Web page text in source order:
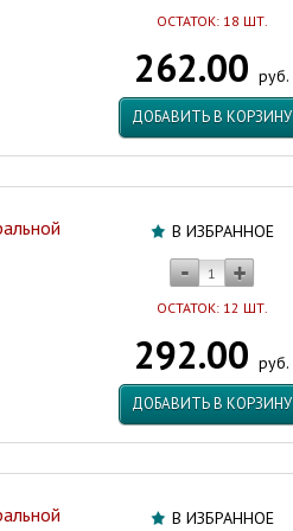
ОСТАТОК: 18 ШТ.
262.00 руб.
ДОБАВИТЬ В КОРЗИНУ
В ИЗБРАННОЕ
ОСТАТОК: 12 ШТ.
292.00 руб.
ДОБАВИТЬ В КОРЗИНУ
В ИЗБРАННОЕ